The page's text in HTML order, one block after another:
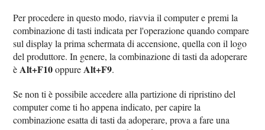
Per procedere in questo modo, riavvia il computer e premi la
combinazione di tasti indicata per l'operazione quando compare
sul display la prima schermata di accensione, quella con il logo
del produttore. In genere, la combinazione di tasti da adoperare
èAlt+F10oppureAlt+F9.
Se non ti è possibile accedere alla partizione di ripristino del
computer come ti ho appena indicato, per capire la
combinazione esatta di tasti da adoperare, prova a fare una